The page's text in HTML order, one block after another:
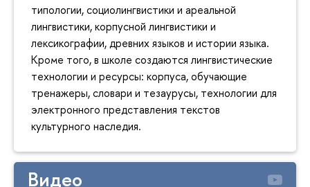
типологии, социолингвистики и ареальной
лингвистики, корпусной лингвистики и
лексикографии, древних языков и истории языка.
Кроме того, в школе создаются лингвистические
технологии и ресурсы: корпуса, обучающие
тренажеры, словари и тезаурусы, технологии для
электронного представления текстов
культурного наследия.
Видео